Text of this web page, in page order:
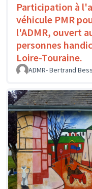
Participation à
véhicule PMR
l'ADMR, ouvert
personnes
Loire-Touraine.
ADMR- Bertrand